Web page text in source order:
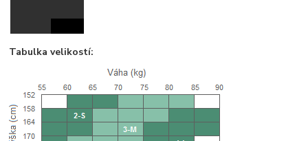
Tabulka velikostí: